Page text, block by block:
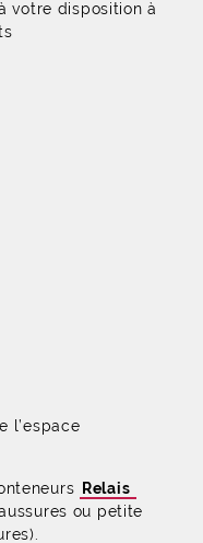
votre disposition à
l’espace
Relais
ou petite